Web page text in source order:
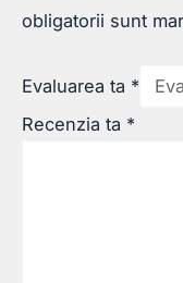
obligatorii sunt
Evaluarea ta *
Recenzia ta *